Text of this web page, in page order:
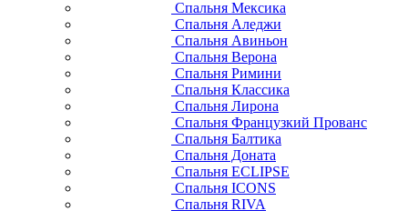
Спальня Мексика
Спальня Аледжи
Спальня Авиньон
Спальня Верона
Спальня Римини
Спальня Классика
Спальня Лирона
Спальня Французкий Прованс
Спальня Балтика
Спальня Доната
Спальня ECLIPSE
Спальня ICONS
Спальня RIVA